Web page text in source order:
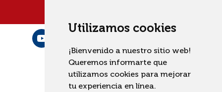
Utilizamos cookies
¡Bienvenido a nuestro sitio web!
Queremos informarte que
utilizamos cookies para mejorar
tu experiencia en línea.